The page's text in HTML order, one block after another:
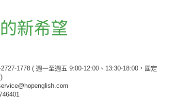
新希望
1778 ( 週一至週五 9:00-12:00、13:30-18:00，國定